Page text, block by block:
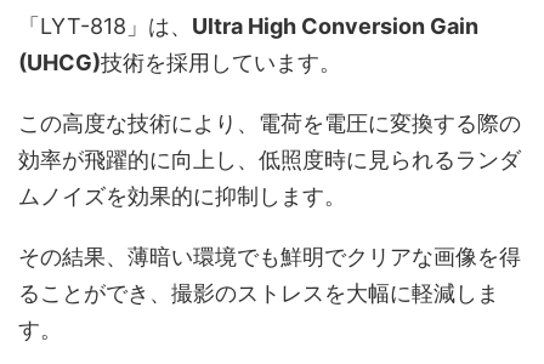
「LYT-818」は、 Ultra High Conversion Gain
(UHCG)技術を採用しています。
この高度な技術により、電荷を電圧に変換する際の
効率が飛躍的に向上し、低照度時に見られるランダ
ムノイズを効果的に抑制します。
その結果、薄暗い環境でも鮮明でクリアな画像を得
ることができ、撮影のストレスを大幅に軽減しま
す。